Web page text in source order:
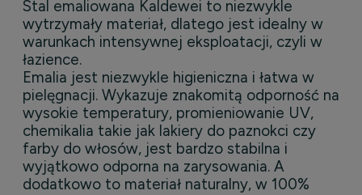
Stal emaliowana Kaldewei to niezwykle
wytrzymały materiał, dlatego jest idealny w
warunkach intensywnej eksploatacji, czyli w
łazience.
Emalia jest niezwykle higieniczna i łatwa w
pielęgnacji. Wykazuje znakomitą odporność na
wysokie temperatury, promieniowanie UV,
chemikalia takie jak lakiery do paznokci czy
farby do włosów, jest bardzo stabilna i
wyjątkowo odporna na zarysowania. A
dodatkowo to materiał naturalny, w 100%